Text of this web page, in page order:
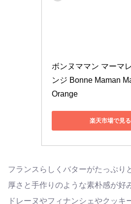
ボンヌママン マーマ
ンジ Bonne Maman
Orange
楽天市場で見る
フランスらしくバターがたっぷり
厚さと手作りのような素朴感が好
ドレーヌやフィナンシェやクッキ